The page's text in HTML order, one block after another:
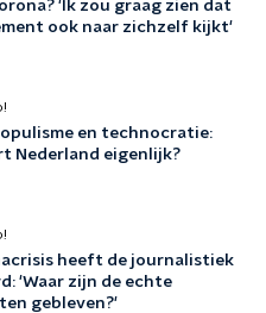
'Ik zou graag zien dat
ook naar zichzelf kijkt'
en technocratie:
Nederland eigenlijk?
heeft de journalistiek
'Waar zijn de echte
gebleven?'